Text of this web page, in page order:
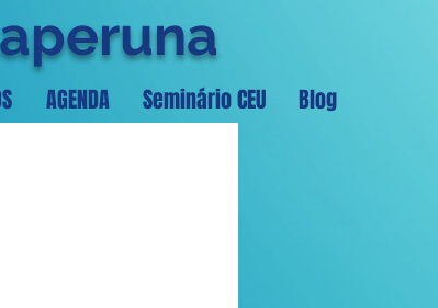
AGENDA Seminário CEU Blog